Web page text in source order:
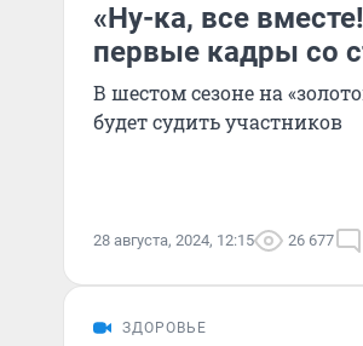
«Ну-ка, все
первые кадры со
В шестом сезоне на
будет судить участников
28 августа, 2024, 12:15 26 677
ЗДОРОВЬЕ